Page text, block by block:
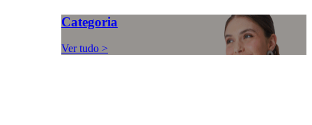
Categoria
Ver tudo >